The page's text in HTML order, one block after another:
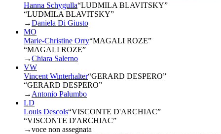
Hanna Schygulla“LUDMILA BLAVITSKY”
“LUDMILA BLAVITSKY”
→Daniela Di Giusto
MO
Marie-Christine Orry“MAGALI ROZE”
“MAGALI ROZE”
→Chiara Salerno
VW
Vincent Winterhalter“GERARD DESPERO”
“GERARD DESPERO”
→ Antonio Palumbo
LD
Louis Descols“VISCONTE D'ARCHIAC”
“VISCONTE D'ARCHIAC”
→voce non assegnata